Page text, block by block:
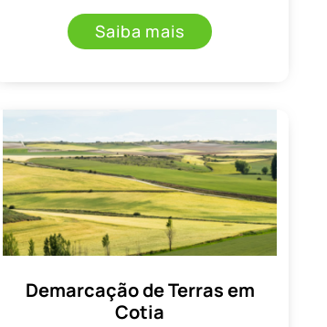
Saiba mais
Demarcação de Terras em
Cotia